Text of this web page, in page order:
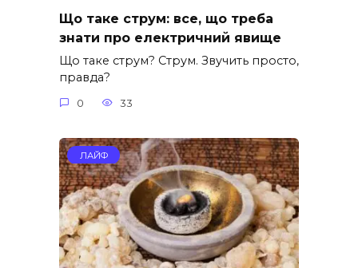
Що таке струм: все, що треба
знати про електричний явище
Що таке струм? Струм. Звучить просто,
правда?
0 33
ЛАЙФ